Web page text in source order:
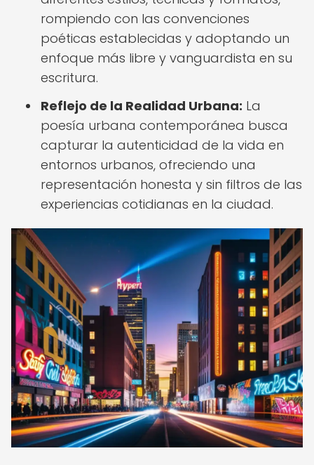
rompiendo con las convenciones
poéticas establecidas y adoptando un
enfoque más libre y vanguardista en su
escritura.
Reflejo de la Realidad Urbana: La
poesía urbana contemporánea busca
capturar la autenticidad de la vida en
entornos urbanos, ofreciendo una
representación honesta y sin filtros de las
experiencias cotidianas en la ciudad.